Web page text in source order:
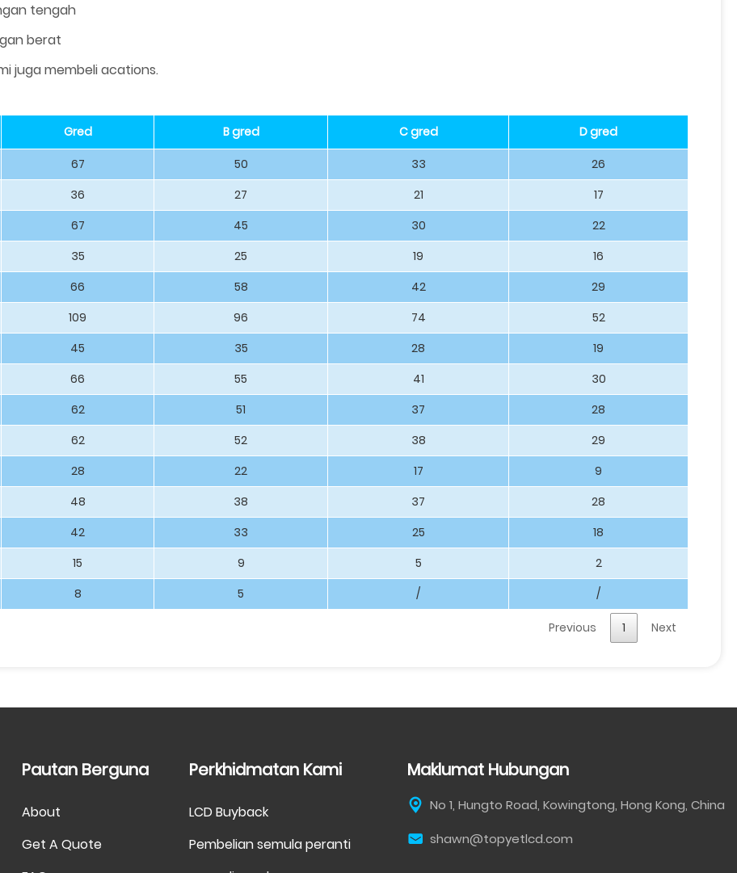
tengah
berat
juga membeli acations.
Gred B gred C gred
D gred
67 50 33
26
36 27 21
17
67 45 30
22
35 25 19
16
66 58 42
29
109 96 74
52
45 35 28
19
66 55 41
30
62 51 37
28
62 52 38
29
28 22 17
9
48 38 37
28
42 33 25
18
15 9 5
2
8 5 / /
Previous 1 Next
Pautan Berguna
About
Get A Quote
Perkhidmatan Kami
LCD Buyback
Pembelian semula peranti
Maklumat Hubungan
No 1, Hungto Road, Kowingtong, Hong Kong, China
shawn@topyetlcd.com